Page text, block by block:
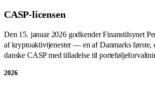
CASP-licensen
Den 15. januar 2026 godkender Finanstilsynet
af kryptoaktivtjenester — en af Danmarks første,
danske CASP med tilladelse til
2026